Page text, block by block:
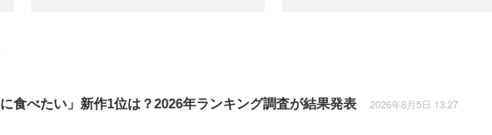
食べたい」新作1位は？2026年ランキング調査が結果発表 2026年8月5日 13:27